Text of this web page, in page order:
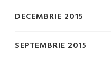
DECEMBRIE 2015
SEPTEMBRIE 2015